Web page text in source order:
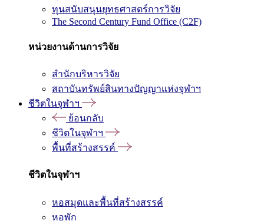
ทุนสนับสนุนยุทธศาสตร์การวิจัย
The Second Century Fund Office (C2F)
หน่วยงานด้านการวิจัย
สำนักบริหารวิจัย
สถาบันทรัพย์สินทางปัญญาแห่งจุฬาฯ
ชีวิตในจุฬาฯ
ย้อนกลับ
ชีวิตในจุฬาฯ
พื้นที่สร้างสรรค์
ชีวิตในจุฬาฯ
หอสมุดและพื้นที่สร้างสรรค์
หอพัก